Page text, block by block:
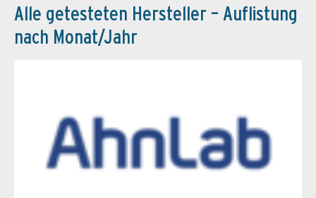
Alle getesteten Hersteller – Auflistung
nach Monat/Jahr